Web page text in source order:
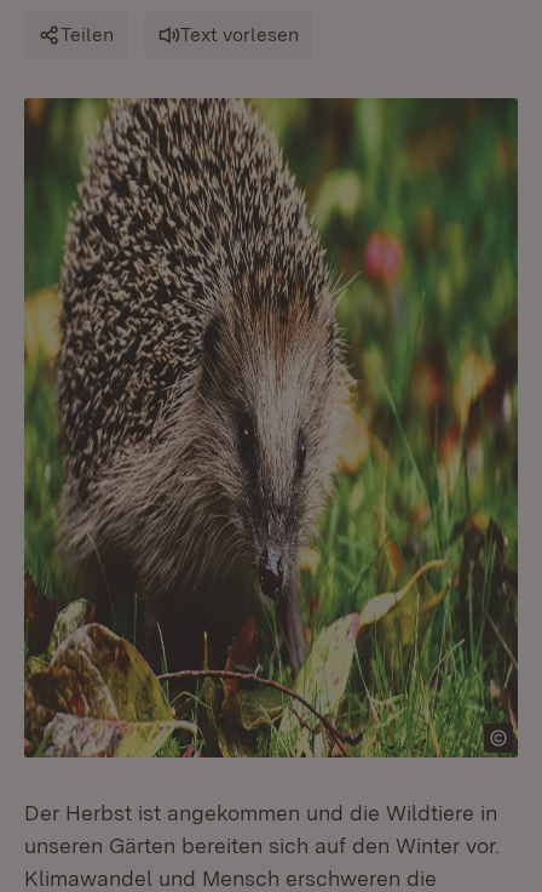
Teilen Text vorlesen
Der Herbst ist angekommen und die Wildtiere in
unseren Gärten bereiten sich auf den Winter vor.
Klimawandel und Mensch erschweren die